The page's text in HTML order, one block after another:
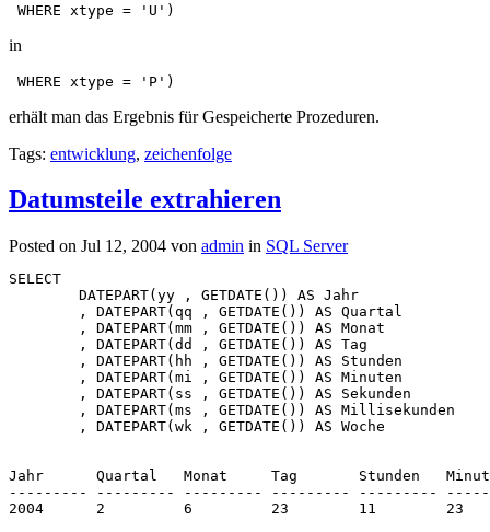
WHERE xtype = 'U')
in
WHERE xtype = 'P')
erhält man das Ergebnis für Gespeicherte Prozeduren.
Tags: entwicklung, zeichenfolge
Datumsteile extrahieren
Posted on Jul 12, 2004 von admin in SQL Server
SELECT
	DATEPART(yy , GETDATE()) AS Jahr
, DATEPART(qq , GETDATE()) AS Quartal
, DATEPART(mm , GETDATE()) AS Monat
	, DATEPART(dd , GETDATE()) AS Tag
	, DATEPART(hh , GETDATE()) AS Stunden
	, DATEPART(mi , GETDATE()) AS Minuten
	, DATEPART(ss , GETDATE()) AS Sekunden
	, DATEPART(ms , GETDATE()) AS Millisekunden
	, DATEPART(wk , GETDATE()) AS Woche
Jahr      Quartal   Monat     Tag       Stunden
--------- --------- --------- --------- ---------
2004      2         6         23        11        23